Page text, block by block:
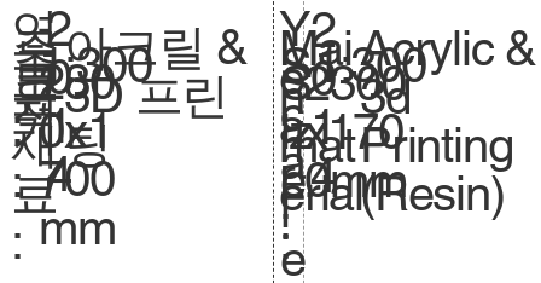
연
도
:
2
0
1
4
주
요
재
료
:
축
척
.
아크릴 &
3D 프린
팅
1:300
크
기
.
230
0x1
700
mm
Y
e
a
r
:
Mai
n
mat
erial
:
S
c
a
l
e
S
iz
e.
2
0
1
4
1:300
2300
x170
0mm
Acrylic &
3d
Printing
(Resin)